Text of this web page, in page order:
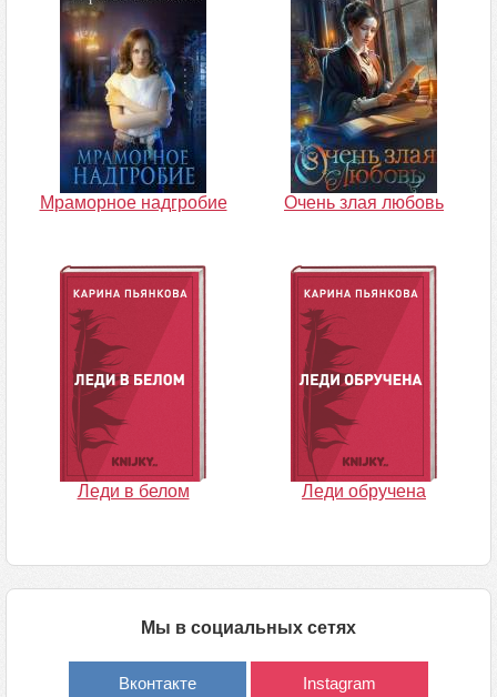
Мраморное надгробие Очень злая любовь
Леди в белом Леди обручена
Мы в социальных сетях
Вконтакте Instagram